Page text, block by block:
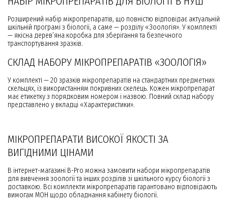
Розширений набір мікропрепаратів, що повністю відповідає актуальній
шкільній програмі з біології, а саме — розділу «Зоологія». У комплекті
— якісна дерев’яна коробка для зберігання та безпечного
транспортування зразків.
СКЛАД НАБОРУ МІКРОПРЕПАРАТІВ «ЗООЛОГІЯ»
У комплекті — 20 зразків мікропрепаратів на стандартних предметних
скельцях, із використанням покривних скелець. Кожен мікропрепарат
має етикетку з порядковим номером і назвою. Повний склад набору
представлено у вкладці «Характеристики».
МІКРОПРЕПАРАТИ ВИСОКОЇ ЯКОСТІ ЗА
ВИГІДНИМИ ЦІНАМИ
В інтернет-магазині B-Pro можна замовити набори мікропрепаратів
для вивчення зоології та інших розділів зі шкільного курсу біології з
доставкою. Всі комплекти мікропрепаратів гарантовано відповідають
вимогам МОН щодо обладнання кабінету біології.